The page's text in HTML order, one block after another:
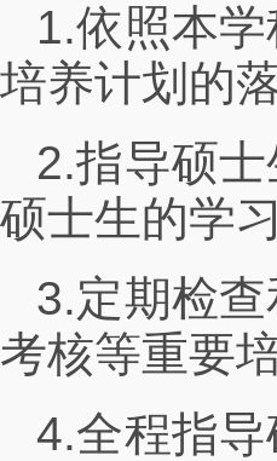
1.依照本
培养计划的
2.指导硕
硕士生的学
3.定期检
考核等重要
4.全程指